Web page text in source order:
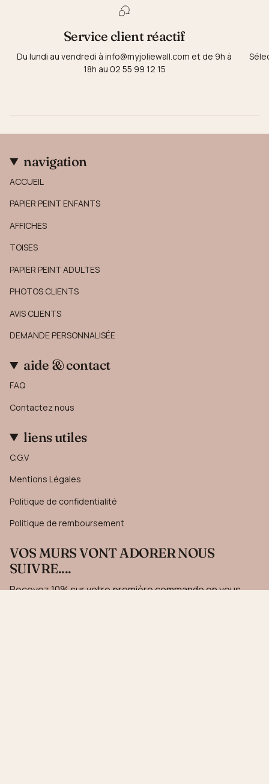
Service client réactif
Du lundi au vendredi à info@myjoliewall.com et de 9h à
18h au 02 55 99 12 15
navigation
ACCUEIL
PAPIER PEINT ENFANTS
AFFICHES
TOISES
PAPIER PEINT ADULTES
PHOTOS CLIENTS
AVIS CLIENTS
DEMANDE PERSONNALISÉE
aide & contact
FAQ
Contactez nous
liens utiles
C.G.V
Mentions Légales
Politique de confidentialité
Politique de remboursement
VOS MURS VONT ADORER NOUS
SUIVRE....
Recevez 10% sur votre première commande en vous